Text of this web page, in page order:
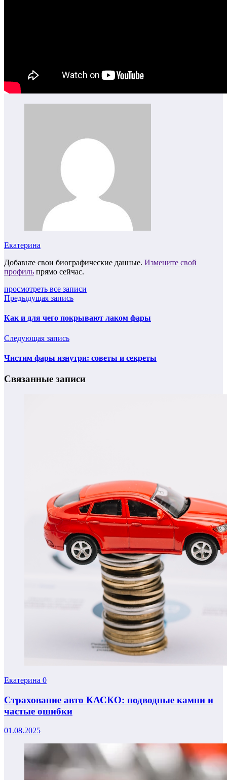
Екатерина
Добавьте свои биографические данные. Измените свой
профиль прямо сейчас.
просмотреть все записи
Предыдущая запись
Как и для чего покрывают лаком фары
Следующая запись
Чистим фары изнутри: советы и секреты
Связанные записи
Екатерина 0
Страхование авто КАСКО: подводные камни и
частые ошибки
01.08.2025